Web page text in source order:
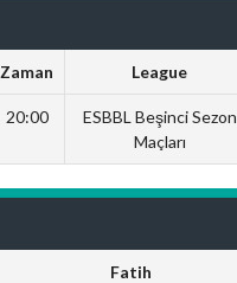
Zaman League
20:00
ESBBL Beşinci Sezon
Maçları
Fatih